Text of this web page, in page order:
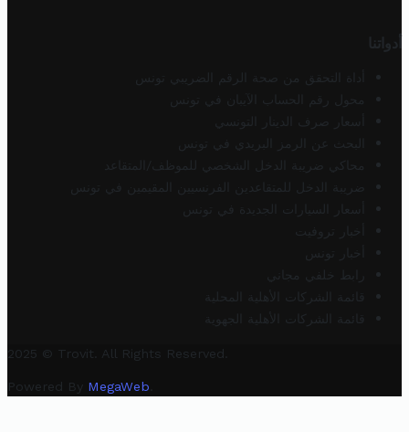
أدواتنا
أداة التحقق من صحة الرقم الضريبي تونس
محول رقم الحساب الآيبان في تونس
أسعار صرف الدينار التونسي
البحث عن الرمز البريدي في تونس
محاكي ضريبة الدخل الشخصي للموظف/المتقاعد
ضريبة الدخل للمتقاعدين الفرنسيين المقيمين في تونس
أسعار السيارات الجديدة في تونس
أخبار تروفيت
أخبار تونس
رابط خلفي مجاني
قائمة الشركات الأهلية المحلية
قائمة الشركات الأهلية الجهوية
2025 © Trovit. All Rights Reserved.
Powered By MegaWeb